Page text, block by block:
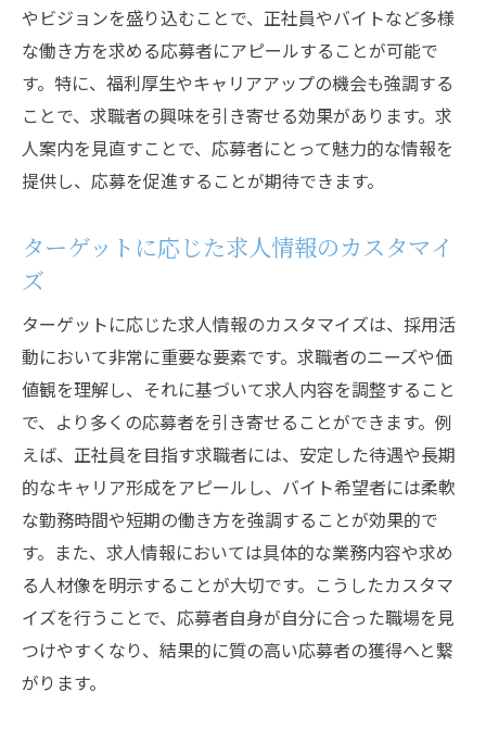
求人情報で伝える企業の魅力
応募者が求める情報とは何か
応募者の心をつかむ求人活動の成功事例を探る
成功事例から学ぶ求人戦略
魅力的な求人事例の分析
実績から見る効果的なアプローチ
革新的な求人手法の紹介
求人広告で採用活動を効率化応募者を魅了する
方法
求人広告の効果を最大化する方法
効率的な求人媒体の選び方
デジタル広告による採用活動の強化
応募者の目を引く広告デザイン
広告効果を測定し改善する手法
求人広告の成功要因を探る
現代の採用活動多様な求人案内の重要性
やビジョンを盛り込むことで、正社員やバイトなど多様
な働き方を求める応募者にアピールすることが可能で
す。特に、福利厚生やキャリアアップの機会も強調する
ことで、求職者の興味を引き寄せる効果があります。求
人案内を見直すことで、応募者にとって魅力的な情報を
提供し、応募を促進することが期待できます。
ターゲットに応じた求人情報のカスタマイ
ズ
ターゲットに応じた求人情報のカスタマイズは、採用活
動において非常に重要な要素です。求職者のニーズや価
値観を理解し、それに基づいて求人内容を調整すること
で、より多くの応募者を引き寄せることができます。例
えば、正社員を目指す求職者には、安定した待遇や長期
的なキャリア形成をアピールし、バイト希望者には柔軟
な勤務時間や短期の働き方を強調することが効果的で
す。また、求人情報においては具体的な業務内容や求め
る人材像を明示することが大切です。こうしたカスタマ
イズを行うことで、応募者自身が自分に合った職場を見
つけやすくなり、結果的に質の高い応募者の獲得へと繋
がります。